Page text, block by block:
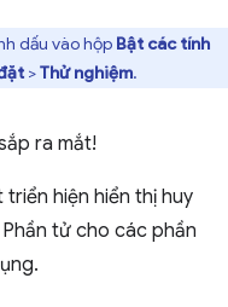
dấu vào hộp Bật các tính
>Thử nghiệm.
ra mắt!
hiện hiển thị huy
tử cho các phần